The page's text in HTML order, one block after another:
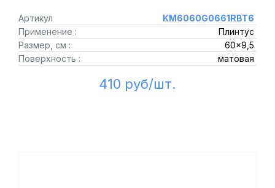
Артикул
KM6060G0661RBT6
Применение :
Плинтус
Размер, см :
60x9,5
Поверхность :
матовая
410 руб/шт.